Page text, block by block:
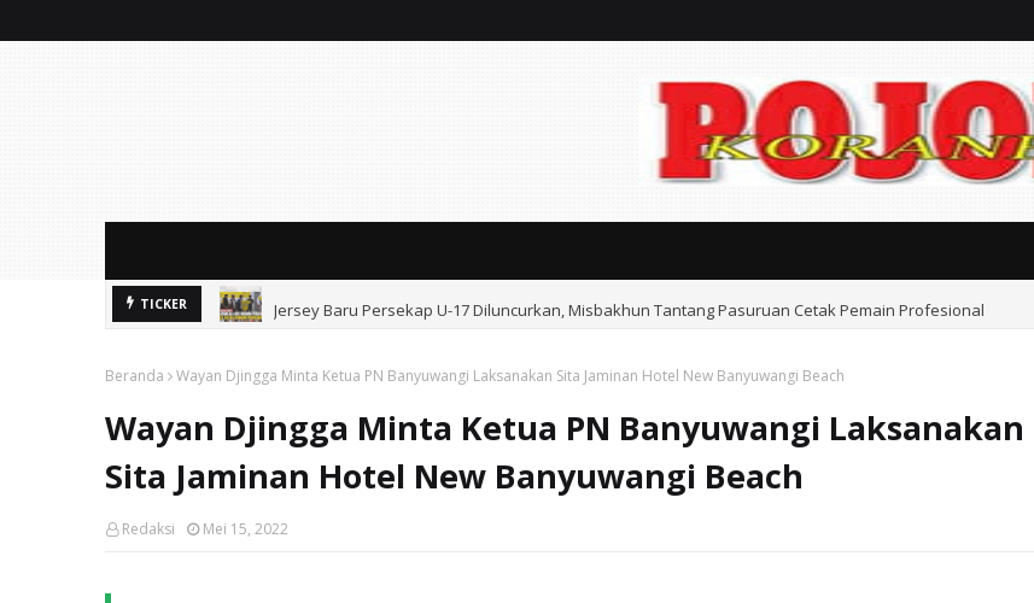
TICKER Jersey Baru Persekap U-17 Diluncurkan, Misbakhun Tantang Pasuruan Cetak Pemain Profesional
Beranda Wayan Djingga Minta Ketua PN Banyuwangi Laksanakan Sita Jaminan Hotel New Banyuwangi Beach
Wayan Djingga Minta Ketua PN Banyuwangi Laksanakan
Sita Jaminan Hotel New Banyuwangi Beach
Redaksi Mei 15, 2022